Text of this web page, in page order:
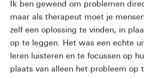
Ik ben gewend om problemen
maar als therapeut moet je
zelf een oplossing te vinden, in
op te leggen. Het was een echte
leren luisteren en te focussen op
plaats van alleen het probleem op